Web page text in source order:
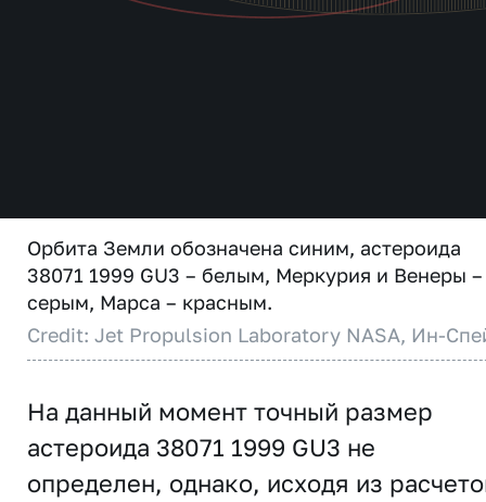
Орбита Земли обозначена синим, астероида
38071 1999 GU3 – белым, Меркурия и Венеры –
серым, Марса – красным.
Credit: Jet Propulsion Laboratory NASA, Ин-
На данный момент точный размер
астероида 38071 1999 GU3 не
определен, однако, исходя из